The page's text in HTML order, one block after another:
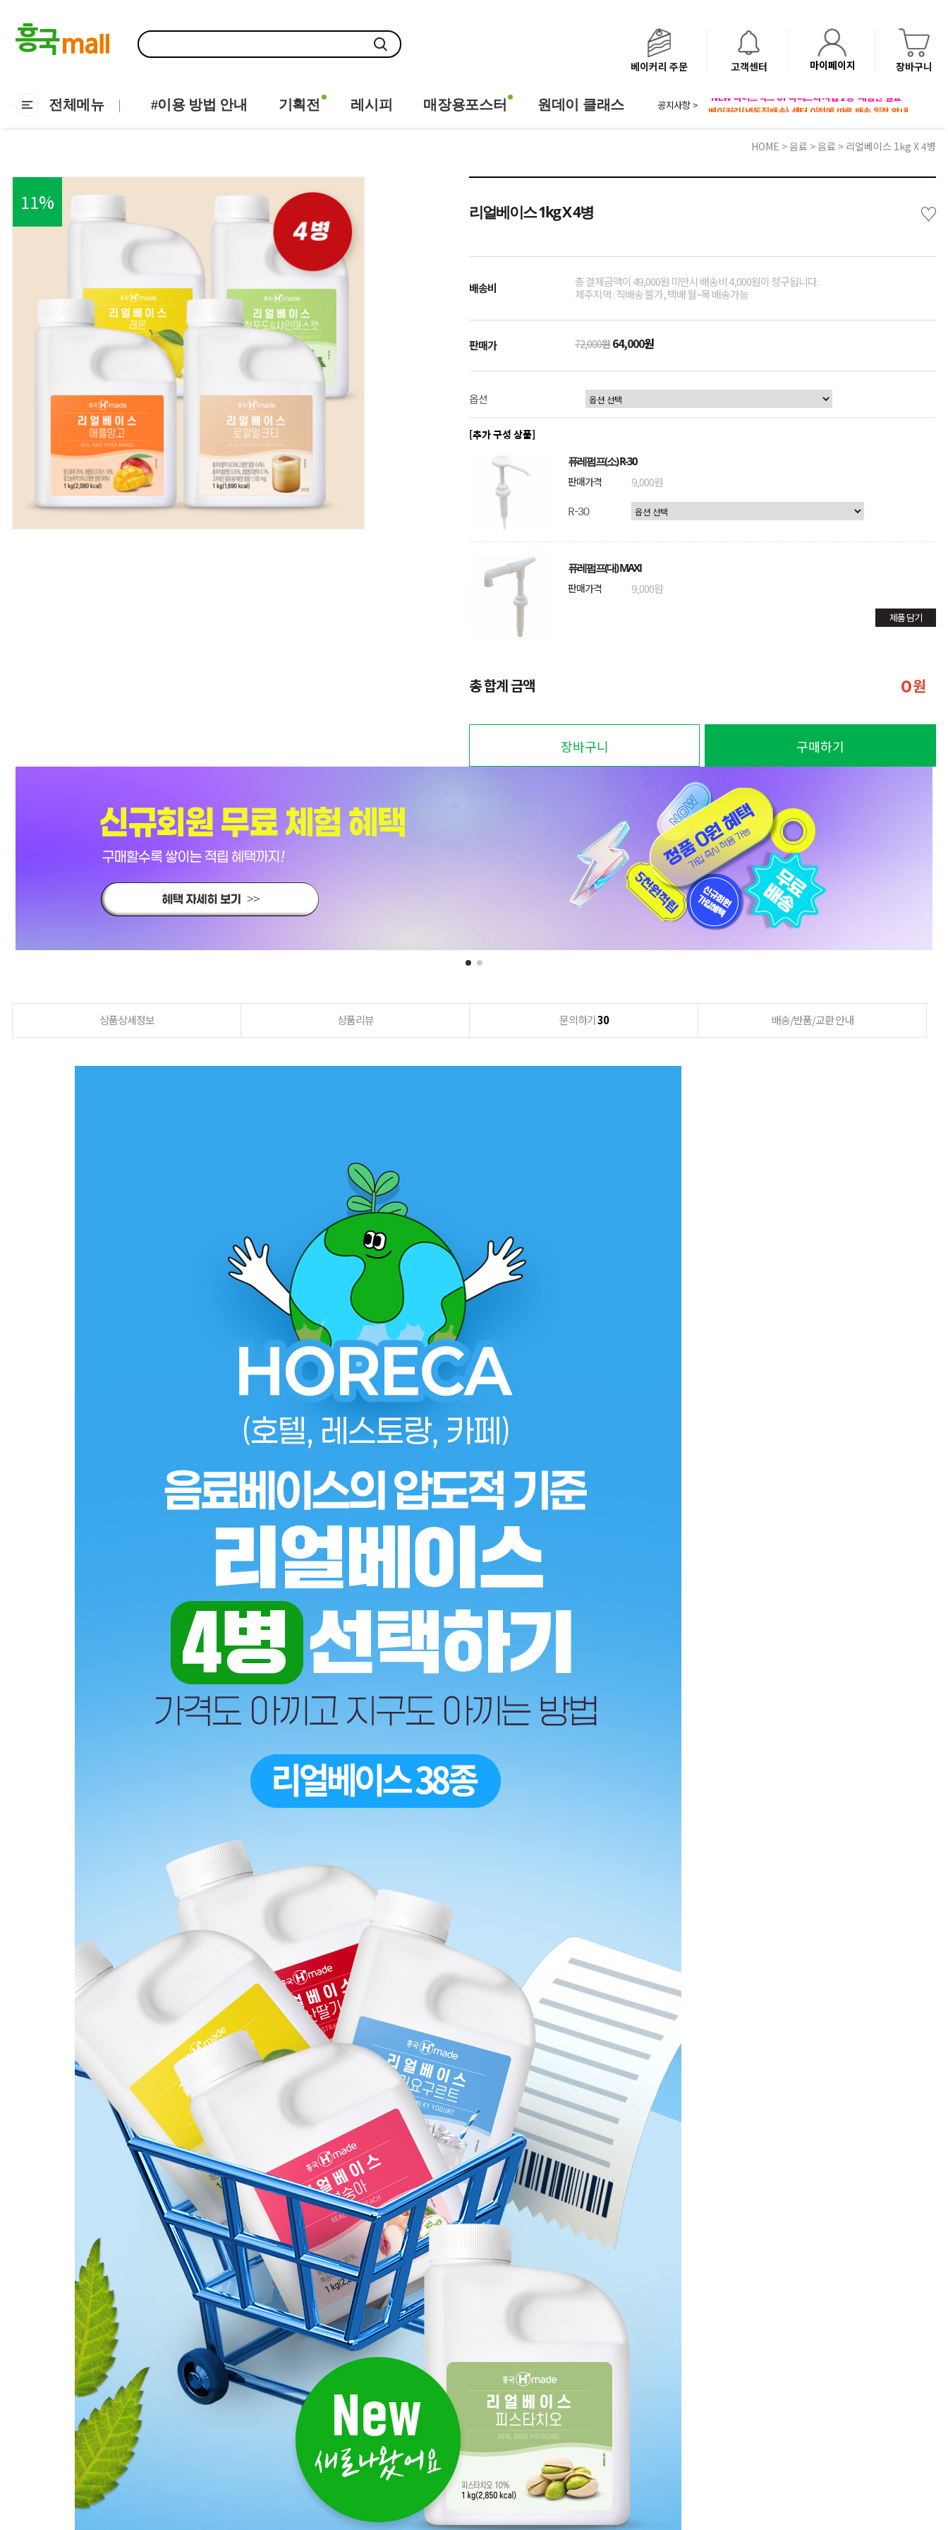
베이커리 주문 고객센터 마이페이지 장바구니
전체메뉴 #이용 방법 안내 기획전 레시피 매장용포스터 원데이 클래스 공지사항 >
8월 광복절 배송안내
HOME >음료 >음료 > 리얼베이스 1kg X 4병
11% 리얼베이스 1kg X 4병 ♡
배송비
총 결제금액이 49,000원 미만시 배송비 4,000원이 청구됩니다.
제주지역 : 직배송 불가, 택배 월~목 배송가능
판매가 72,000원 64,000원
옵션
[추가 구성 상품]
퓨레펌프(소) R-30
판매가격
9,000원
R-30
퓨레펌프(대) MAXI
판매가격
9,000원
제품 담기
총 합계 금액 0원
장바구니 구매하기
상품상세정보 상품리뷰 문의하기30 배송/반품/교환 안내